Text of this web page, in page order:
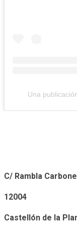
Una
C/ Rambla
12004
Castellón de la